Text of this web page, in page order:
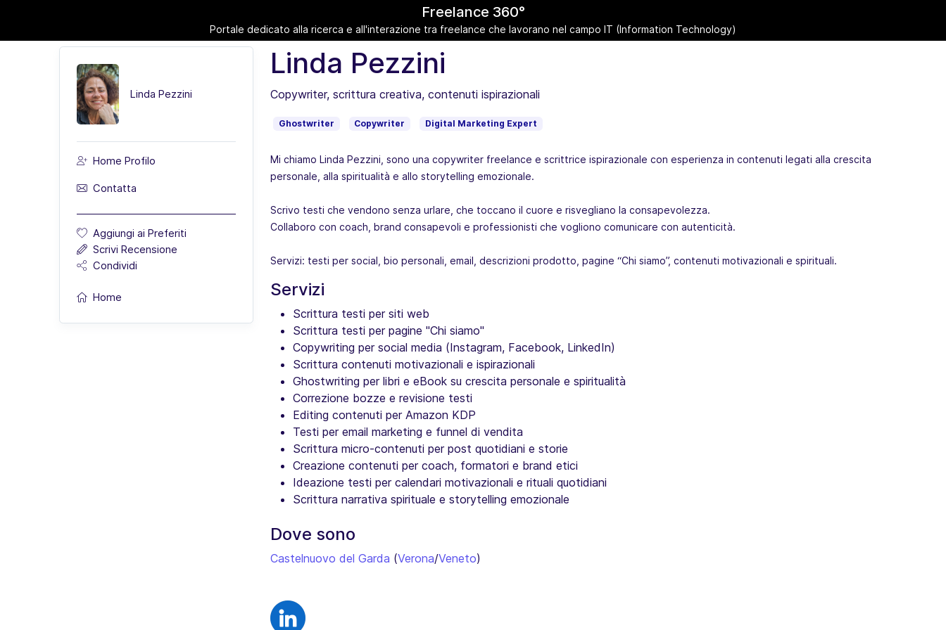
Freelance 360°
Portale dedicato alla ricerca e all'interazione tra freelance che lavorano nel campo IT (Information Technology)
Linda Pezzini
Home Profilo
Contatta
Aggiungi ai Preferiti
Scrivi Recensione
Condividi
Home
Linda Pezzini
Copywriter, scrittura creativa, contenuti ispirazionali
Ghostwriter Copywriter Digital Marketing Expert
Mi chiamo Linda Pezzini, sono una copywriter freelance e scrittrice ispirazionale con esperienza in contenuti legati alla crescita
personale, alla spiritualità e allo storytelling emozionale.
Scrivo testi che vendono senza urlare, che toccano il cuore e risvegliano la consapevolezza.
Collaboro con coach, brand consapevoli e professionisti che vogliono comunicare con autenticità.
Servizi: testi per social, bio personali, email, descrizioni prodotto, pagine “Chi siamo”, contenuti motivazionali e spirituali.
Servizi
Scrittura testi per siti web
Scrittura testi per pagine "Chi siamo"
Copywriting per social media (Instagram, Facebook, LinkedIn)
Scrittura contenuti motivazionali e ispirazionali
Ghostwriting per libri e eBook su crescita personale e spiritualità
Correzione bozze e revisione testi
Editing contenuti per Amazon KDP
Testi per email marketing e funnel di vendita
Scrittura micro-contenuti per post quotidiani e storie
Creazione contenuti per coach, formatori e brand etici
Ideazione testi per calendari motivazionali e rituali quotidiani
Scrittura narrativa spirituale e storytelling emozionale
Dove sono
Castelnuovo del Garda (Verona/Veneto)